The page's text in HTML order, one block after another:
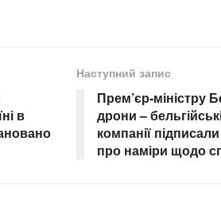
в
Наступний запис
Прем’єр-міністру
дрони –
компанії
про наміри щодо